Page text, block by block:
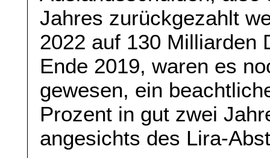
Jahres zurückgezahlt
2022 auf 130 Milliarden
Ende 2019, waren es
gewesen, ein
Prozent in gut zwei
angesichts des Lira-